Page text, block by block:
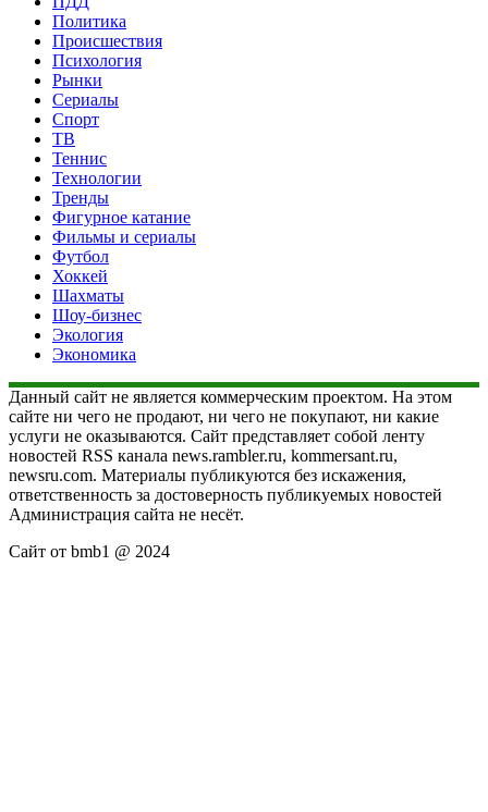
Политика
Происшествия
Психология
Рынки
Сериалы
Спорт
ТВ
Теннис
Технологии
Тренды
Фигурное катание
Фильмы и сериалы
Футбол
Хоккей
Шахматы
Шоу-бизнес
Экология
Экономика
Данный сайт не является коммерческим проектом. На этом
сайте ни чего не продают, ни чего не покупают, ни какие
услуги не оказываются. Сайт представляет собой ленту
новостей RSS канала news.rambler.ru, kommersant.ru,
newsru.com. Материалы публикуются без искажения,
ответственность за достоверность публикуемых новостей
Администрация сайта не несёт.
Сайт от bmb1 @ 2024